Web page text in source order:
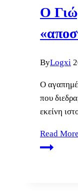
Ο
ByLogxi
Ο
που
εκείνη
Read More